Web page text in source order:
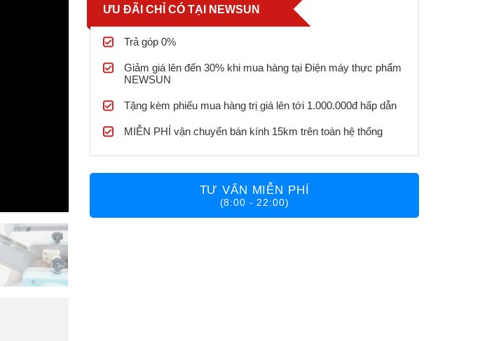
ƯU ĐÃI CHỈ CÓ TẠI NEWSUN
Trả góp 0%
Giảm giá lên đến 30% khi mua hàng tại Điện máy thực phẩm
NEWSUN
Tặng kèm phiếu mua hàng trị giá lên tới 1.000.000đ hấp dẫn
MIỄN PHÍ vận chuyển bán kính 15km trên toàn hệ thống
TƯ VẤN MIỄN PHÍ
(8:00 - 22:00)